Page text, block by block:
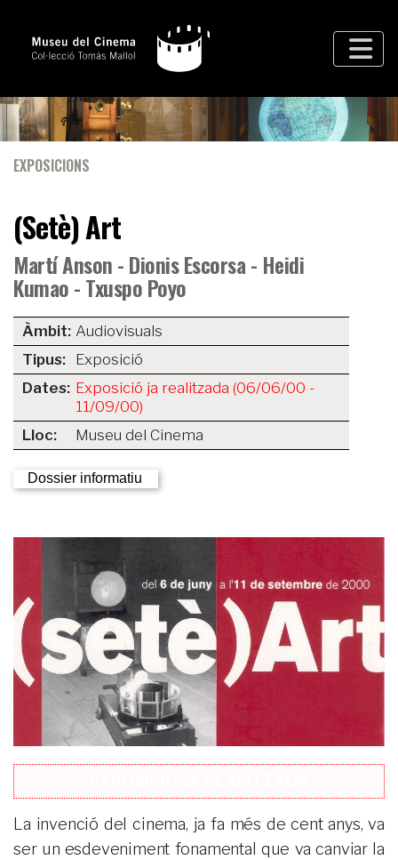
EXPOSICIONS
(Setè) Art
Martí Anson - Dionis Escorsa - Heidi
Kumao - Txuspo Poyo
Àmbit: Audiovisuals
Tipus: Exposició
Dates: Exposició ja realitzada (06/06/00 -
11/09/00)
Lloc:
Museu del Cinema
Dossier informatiu
La invenció del cinema, ja fa més de cent anys, va
ser un esdeveniment fonamental que va canviar la